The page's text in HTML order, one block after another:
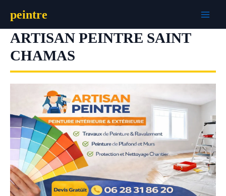
contenu
peintre
ARTISAN PEINTRE SAINT
CHAMAS